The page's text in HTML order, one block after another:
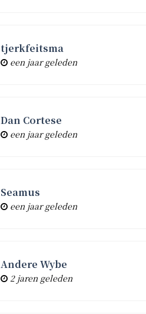
tjerkfeitsma
een jaar geleden
Dan Cortese
een jaar geleden
Seamus
een jaar geleden
Andere Wybe
2 jaren geleden